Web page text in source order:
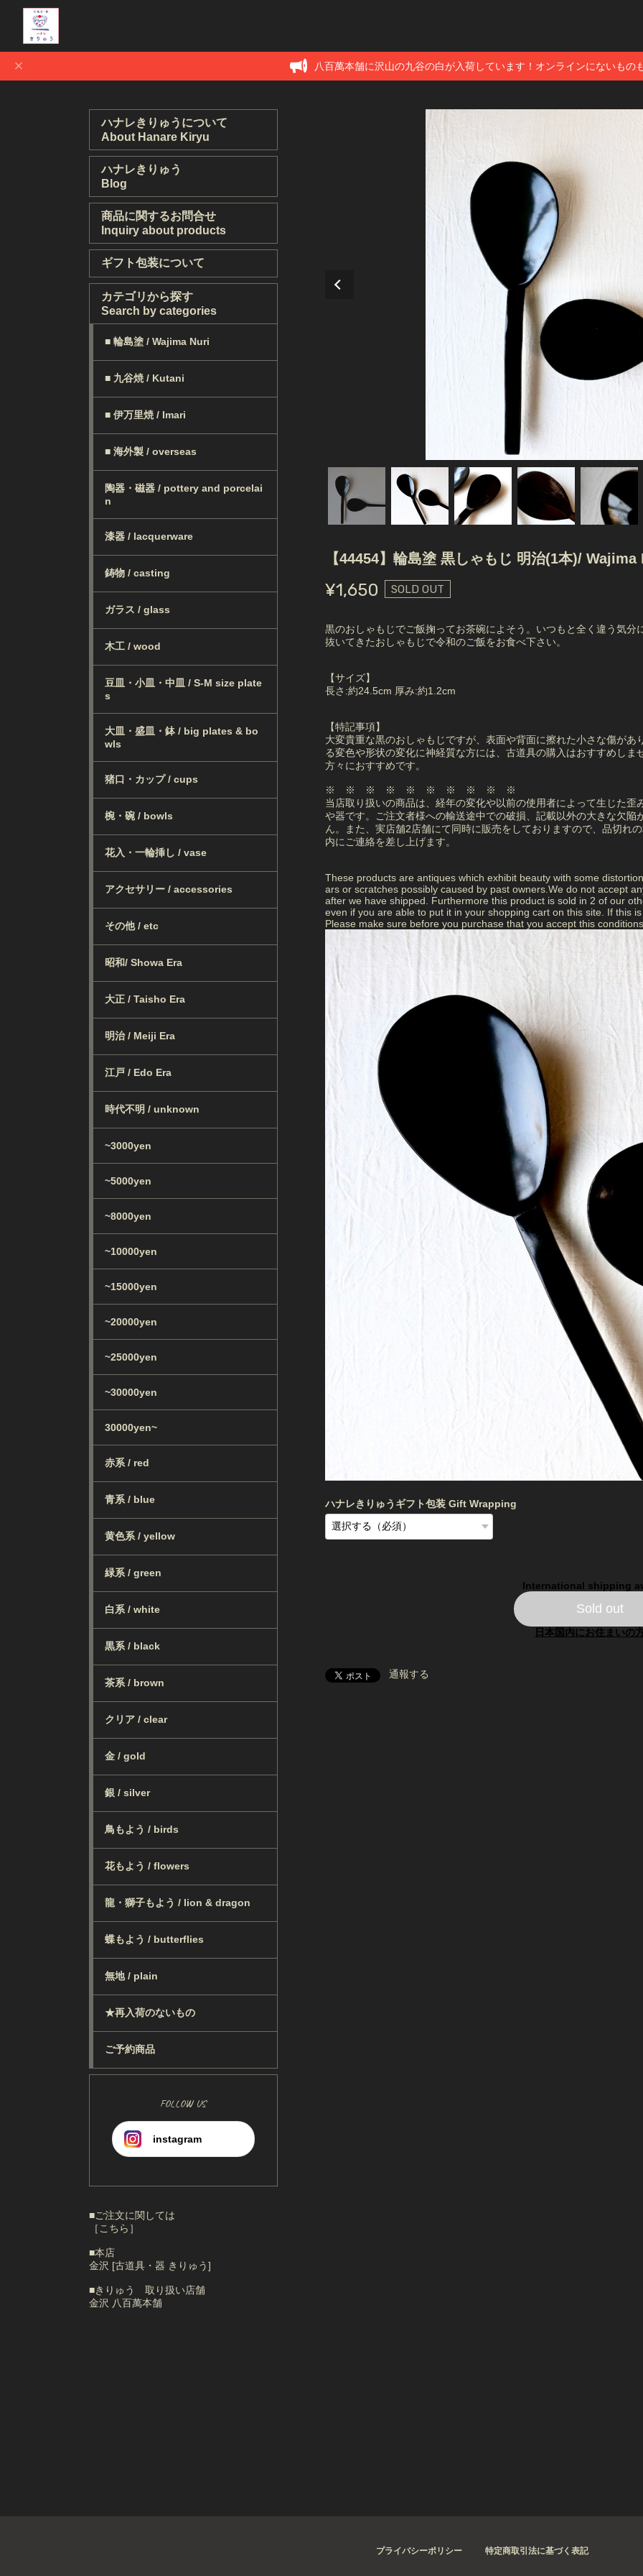
八百萬本舗に沢山の九谷の白が入荷しています！オンラインにないもの
ハナレきりゅうについて
About Hanare Kiryu
ハナレきりゅう
Blog
商品に関するお問合せ
Inquiry about products
ギフト包装について
カテゴリから探す
Search by categories
■ 輪島塗 / Wajima Nuri
■ 九谷焼 / Kutani
■ 伊万里焼 / Imari
■ 海外製 / overseas
陶器・磁器 / pottery and porcelai
n
漆器 / lacquerware
鋳物 / casting
ガラス / glass
木工 / wood
豆皿・小皿・中皿 / S-M size plate
s
大皿・盛皿・鉢 / big plates & bo
wls
猪口・カップ / cups
椀・碗 / bowls
花入・一輪挿し / vase
アクセサリー / accessories
その他 / etc
昭和/ Showa Era
大正 / Taisho Era
明治 / Meiji Era
江戸 / Edo Era
時代不明 / unknown
~3000yen
~5000yen
~8000yen
~10000yen
~15000yen
~20000yen
~25000yen
~30000yen
30000yen~
赤系 / red
青系 / blue
黄色系 / yellow
緑系 / green
白系 / white
黒系 / black
茶系 / brown
クリア / clear
金 / gold
銀 / silver
鳥もよう / birds
花もよう / flowers
龍・獅子もよう / lion & dragon
蝶もよう / butterflies
無地 / plain
★再入荷のないもの
ご予約商品
FOLLOW US
instagram
■ご注文に関しては
［こちら］
■本店
金沢 [古道具・器 きりゅう]
■きりゅう 取り扱い店舗
金沢 八百萬本舗
【44454】輪島塗 黒しゃもじ 明治(1本)/
¥1,650 SOLD OUT
黒のおしゃもじでご飯掬ってお茶碗によそう。いつもと全く違う気
抜いてきたおしゃもじで令和のご飯をお食べ下さい。
【サイズ】
長さ:約24.5cm 厚み:約1.2cm
【特記事項】
大変貴重な黒のおしゃもじですが、表面や背面に擦れた小さな傷が
る変色や形状の変化に神経質な方には、古道具の購入はおすすめし
方々におすすめです。
※ ※ ※ ※ ※ ※ ※ ※ ※ ※
当店取り扱いの商品は、経年の変化や以前の使用者によって生じた
や器です。ご注文者様への輸送途中での破損、記載以外の大きな欠
ん。また、実店舗2店舗にて同時に販売をしておりますので、品切れ
内にご連絡を差し上げます。
These products are antiques which exhibit beauty with some
ars or scratches possibly caused by past owners.We do not accept
after we have shipped. Furthermore this product is sold in 2 of our
even if you are able to put it in your shopping cart on this site. If this
Please make sure before you purchase that you accept this
ハナレきりゅうギフト包装 Gift Wrapping
International shipping
Sold out
日本国内にお住まいの
通報する
プライバシーポリシー 特定商取引法に基づく表記